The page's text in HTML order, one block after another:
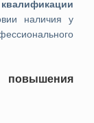
наличия у